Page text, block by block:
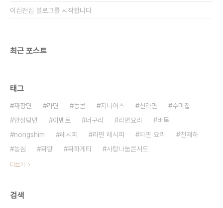
이심전심 블로그를 시작합니다
최근 포스트
태그
짜장면 라면 농콘 지니어스 신라면
수미칩
안성탕면
이벤트 너구리 라면요리
바둑
nongshim
레시피 라면 레시피 라면 요리
천재하
농심
짜왕 짜파게티 사랑나눔콘서트
더보기
검색